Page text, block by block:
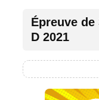
Épreuve de
D 2021